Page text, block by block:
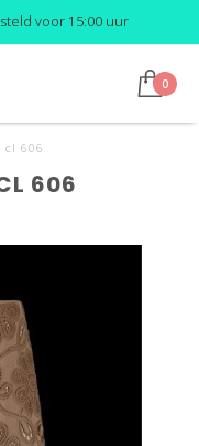
voor 15:00 uur
0
cl 606
606